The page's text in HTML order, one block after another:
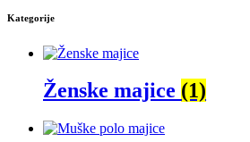
Kategorije
Ženske majice (1)